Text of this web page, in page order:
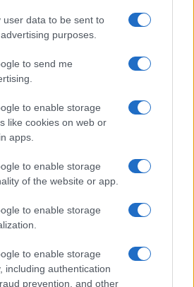
user data to be sent to
purposes.
to send me
to enable storage
like cookies on web or
apps.
to enable storage
of the website or app.
to enable storage
to enable storage
including authentication
prevention, and other
reclama Tyler Miller, uno
movimento nello Stato di
(delle attività che possono
forse noi diamo per scontato,
in lockdownviene
una misura da
storia dimostra che la
mai riuscita, perché nessun
cosa produrre, quanto e
può prevedere cosa sia
dalla protesta